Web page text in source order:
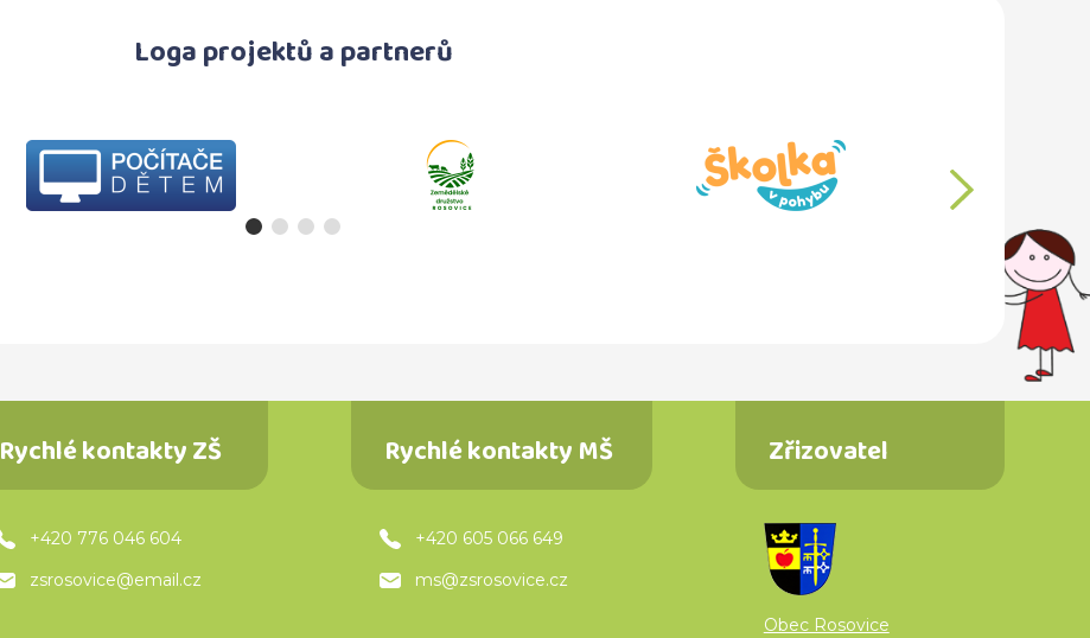
Loga projektů a partnerů
Rychlé kontakty ZŠ
+420 776 046 604
zsrosovice@email.cz
Rychlé kontakty MŠ
+420 605 066 649
ms@zsrosovice.cz
Zřizovatel
Obec Rosovice